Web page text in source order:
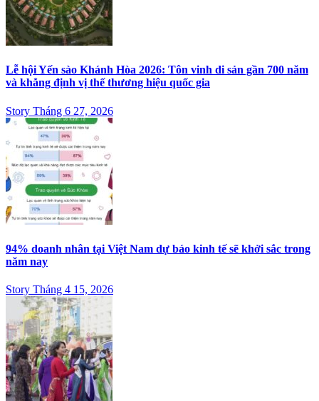
Lễ hội Yến sào Khánh Hòa 2026: Tôn vinh di sản gần 700 năm
và khẳng định vị thế thương hiệu quốc gia
Story Tháng 6 27, 2026
94% doanh nhân tại Việt Nam dự báo kinh tế sẽ khởi sắc trong
năm nay
Story Tháng 4 15, 2026